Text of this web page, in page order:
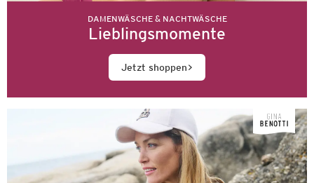
DAMENWÄSCHE & NACHTWÄSCHE
Lieblingsmomente
Jetzt shoppen